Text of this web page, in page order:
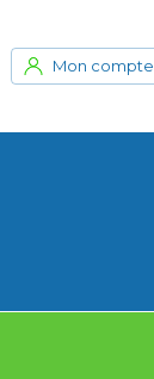
Mon compte